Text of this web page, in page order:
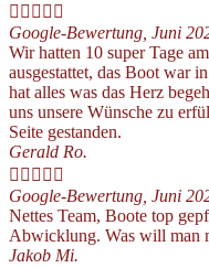
    
Google-Bewertung, Juni
Wir hatten 10 super Tage
ausgestattet, das Boot war
hat alles was das Herz
uns unsere Wünsche zu
Seite gestanden.
Gerald Ro.
    
Google-Bewertung, Juni
Nettes Team, Boote top
Abwicklung. Was will man
Jakob Mi.